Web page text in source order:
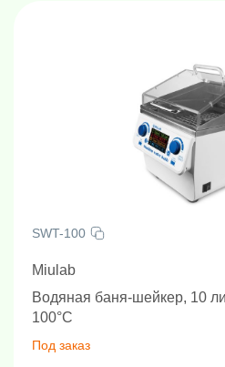
SWT-100
Miulab
Водяная баня-шейкер, 10
100°С
Под заказ